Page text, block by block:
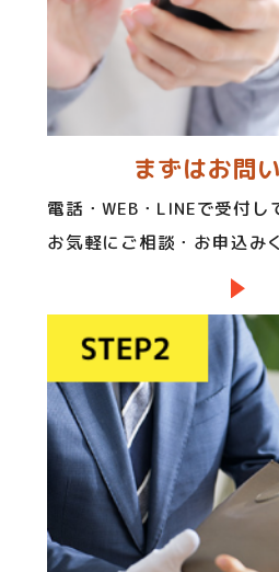
まずはお問
電話・WEB・LINEで受付
お気軽にご相談・お申込み